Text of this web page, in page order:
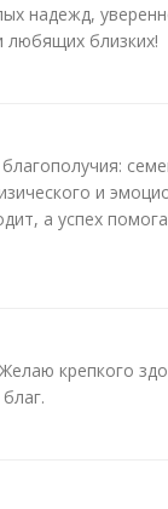
надежд,
любящих близких!
и
а успех
крепкого